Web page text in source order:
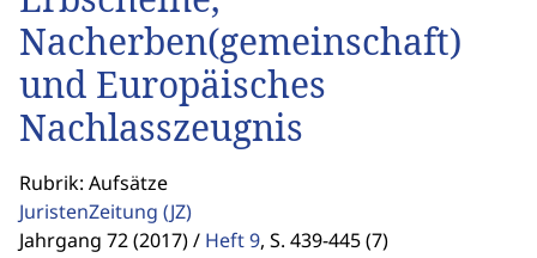
Nacherben(gemeinschaft)
und Europäisches
Nachlasszeugnis
Rubrik: Aufsätze
JuristenZeitung (JZ)
Jahrgang 72 (2017) / Heft 9, S. 439-445 (7)